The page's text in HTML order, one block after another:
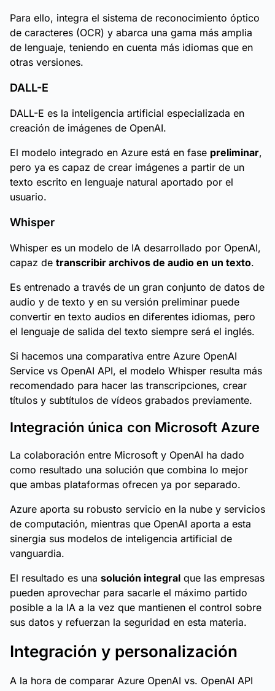
Para ello, integra el sistema de reconocimiento óptico
de caracteres (OCR) y abarca una gama más amplia
de lenguaje, teniendo en cuenta más idiomas que en
otras versiones.
DALL-E
DALL-E es la inteligencia artificial especializada en
creación de imágenes de OpenAI.
El modelo integrado en Azure está en fase preliminar,
pero ya es capaz de crear imágenes a partir de un
texto escrito en lenguaje natural aportado por el
usuario.
Whisper
Whisper es un modelo de IA desarrollado por OpenAI,
capaz de transcribir archivos de audio en un texto.
Es entrenado a través de un gran conjunto de datos de
audio y de texto y en su versión preliminar puede
convertir en texto audios en diferentes idiomas, pero
el lenguaje de salida del texto siempre será el inglés.
Si hacemos una comparativa entre Azure OpenAI
Service vs OpenAI API, el modelo Whisper resulta más
recomendado para hacer las transcripciones, crear
títulos y subtítulos de vídeos grabados previamente.
Integración única con Microsoft Azure
La colaboración entre Microsoft y OpenAI ha dado
como resultado una solución que combina lo mejor
que ambas plataformas ofrecen ya por separado.
Azure aporta su robusto servicio en la nube y servicios
de computación, mientras que OpenAI aporta a esta
sinergia sus modelos de inteligencia artificial de
vanguardia.
El resultado es una solución integral que las empresas
pueden aprovechar para sacarle el máximo partido
posible a la IA a la vez que mantienen el control sobre
sus datos y refuerzan la seguridad en esta materia.
Integración y personalización
A la hora de comparar Azure OpenAI vs. OpenAI API